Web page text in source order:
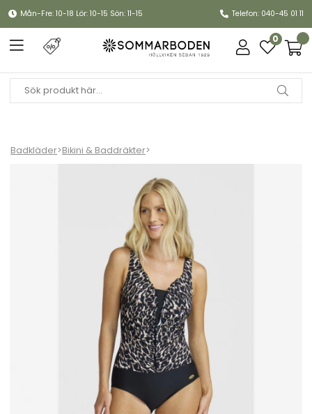
Mån-Fre: 10-18 Lör: 10-15 Sön: 11-15 Telefon: 040-45 01 11
0
Badkläder>Bikini & Baddräkter>